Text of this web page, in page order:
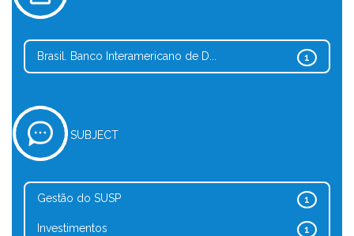
1
Brasil. Banco Interamericano de D...
SUBJECT
1
Gestão do SUSP
1
Investimentos